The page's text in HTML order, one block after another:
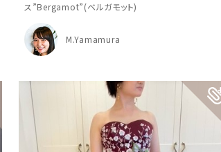
ス”Bergamot”(ベルガモット)
M.Yamamura